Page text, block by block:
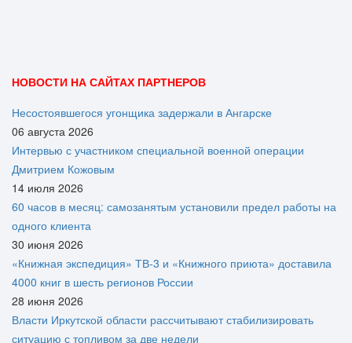
НОВОСТИ НА САЙТАХ ПАРТНЕРОВ
Несостоявшегося угонщика задержали в Ангарске
06 августа 2026
Интервью с участником специальной военной операции
Дмитрием Кожовым
14 июля 2026
60 часов в месяц: самозанятым установили предел работы на
одного клиента
30 июня 2026
«Книжная экспедиция» ТВ-3 и «Книжного приюта» доставила
4000 книг в шесть регионов России
28 июня 2026
Власти Иркутской области рассчитывают стабилизировать
ситуацию с топливом за две недели